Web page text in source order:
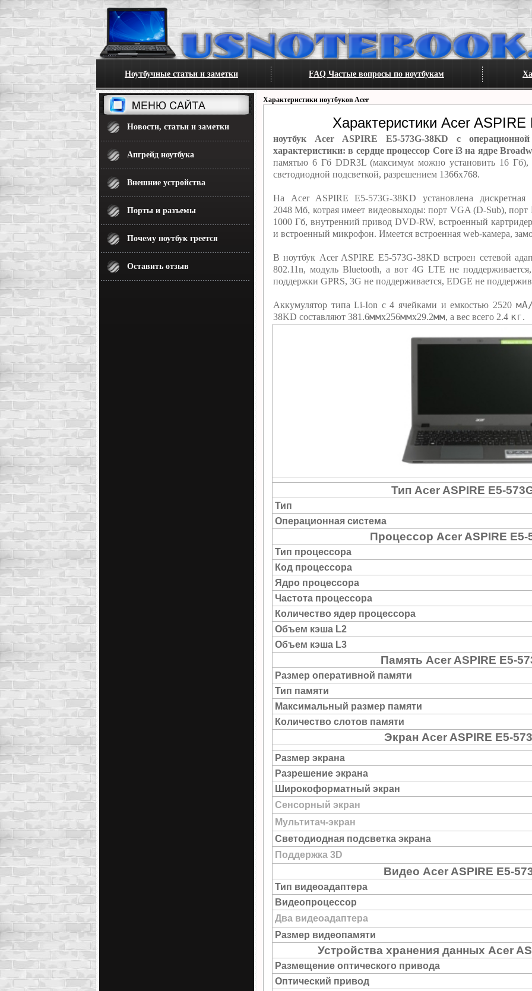
Ноутбучные статьи и заметки FAQ Частые вопросы по ноутбукам
Новости, статьи и заметки
Апгрейд ноутбука
Внешние устройства
Порты и разъемы
Почему ноутбук греется
Оставить отзыв
Характеристики ноутбуков Acer
Характеристики Acer
ноутбук Acer ASPIRE E5-573G-38KD с
характеристики: в сердце процессор Core i3 на ядре
памятью 6 Гб DDR3L (максимум можно установить 16
светодиодной подсветкой, разрешением 1366x768.
На Acer ASPIRE E5-573G-38KD установлена
2048 Мб, котрая имеет видеовыходы: порт VGA (D-Sub),
1000 Гб, внутренний привод DVD-RW, встроенный
и встроенный микрофон. Имеется встроенная web-камера,
В ноутбук Acer ASPIRE E5-573G-38KD встроен сетевой
802.11n, модуль Bluetooth, а вот 4G LTE не
поддержки GPRS, 3G не поддерживается, EDGE не
Аккумулятор типа Li-Ion c 4 ячейками и емкостью 2520
38KD составляют 381.6ммх256ммх29.2мм, а вес всего 2.4 кг.
Тип Acer ASPIRE E5-
Тип
Операционная система
Процессор Acer ASPIRE E5-
Тип процессора
Код процессора
Ядро процессора
Частота процессора
Количество ядер процессора
Объем кэша L2
Объем кэша L3
Память Acer ASPIRE E5-
Размер оперативной памяти
Тип памяти
Максимальный размер памяти
Количество слотов памяти
Экран Acer ASPIRE E5-
Размер экрана
Разрешение экрана
Широкоформатный экран
Сенсорный экран
Мультитач-экран
Светодиодная подсветка экрана
Поддержка 3D
Видео Acer ASPIRE E5-
Тип видеоадаптера
Видеопроцессор
Два видеоадаптера
Размер видеопамяти
Устройства хранения данных Acer
Размещение оптического привода
Оптический привод